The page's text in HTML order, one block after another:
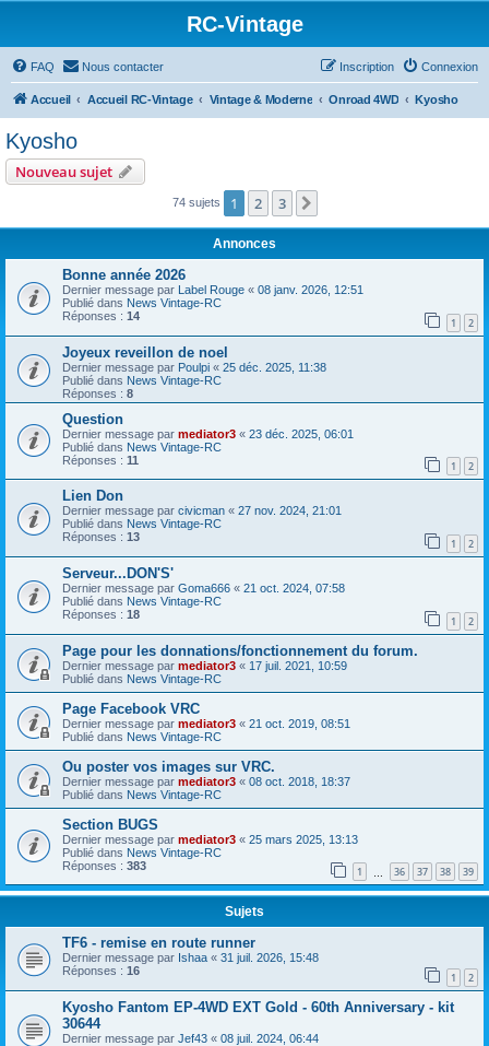
RC-Vintage
FAQ Nous contacter Connexion
Inscription
Accueil Accueil RC-Vintage Vintage & Moderne Onroad 4WD Kyosho
Kyosho
Nouveau sujet
74 sujets 1 2 3
Annonces
Bonne année 2026
Dernier message par Label Rouge « 08 janv. 2026, 12:51
Publié dans News Vintage-RC
Réponses : 14 1 2
Joyeux reveillon de noel
Dernier message par Poulpi « 25 déc. 2025, 11:38
Publié dans News Vintage-RC
Réponses : 8
Question
Dernier message par mediator3 « 23 déc. 2025, 06:01
Publié dans News Vintage-RC
Réponses : 11 1 2
Lien Don
Dernier message par civicman « 27 nov. 2024, 21:01
Publié dans News Vintage-RC
Réponses : 13 1 2
Serveur...DON'S'
Dernier message par Goma666 « 21 oct. 2024, 07:58
Publié dans News Vintage-RC
Réponses : 18 1 2
Page pour les donnations/fonctionnement du forum.
Dernier message par mediator3 « 17 juil. 2021, 10:59
Publié dans News Vintage-RC
Page Facebook VRC
Dernier message par mediator3 « 21 oct. 2019, 08:51
Publié dans News Vintage-RC
Ou poster vos images sur VRC.
Dernier message par mediator3 « 08 oct. 2018, 18:37
Publié dans News Vintage-RC
Section BUGS
Dernier message par mediator3 « 25 mars 2025, 13:13
Publié dans News Vintage-RC
Réponses : 383 1 36 37 38 39
Sujets
TF6 - remise en route runner
Dernier message par Ishaa « 31 juil. 2026, 15:48
Réponses : 16 1 2
Kyosho Fantom EP-4WD EXT Gold - 60th Anniversary - kit
30644
Dernier message par Jef43 « 08 juil. 2024, 06:44